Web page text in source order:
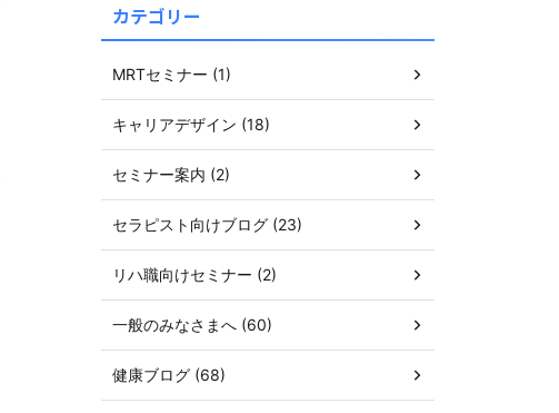
カテゴリー
MRTセミナー (1)
キャリアデザイン (18)
セミナー案内 (2)
セラピスト向けブログ (23)
リハ職向けセミナー (2)
一般のみなさまへ (60)
健康ブログ (68)